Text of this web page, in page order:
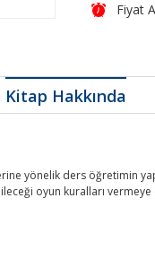
Fiyat
Kitap Hakkında
yönelik ders öğretimin
oyun kuralları vermeye